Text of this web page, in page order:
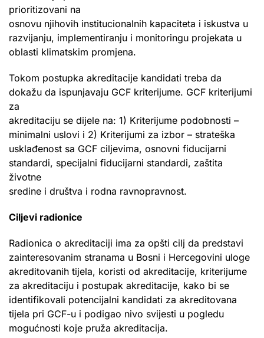
prioritizovani na
osnovu njihovih institucionalnih kapaciteta i iskustva u
razvijanju, implementiranju i monitoringu projekata u
oblasti klimatskim promjena.
Tokom postupka akreditacije kandidati treba da
dokažu da ispunjavaju GCF kriterijume. GCF kriterijumi
za
akreditaciju se dijele na: 1) Kriterijume podobnosti –
minimalni uslovi i 2) Kriterijumi za izbor – strateška
usklađenost sa GCF ciljevima, osnovni fiducijarni
standardi, specijalni fiducijarni standardi, zaštita
životne
sredine i društva i rodna ravnopravnost.
Ciljevi radionice
Radionica o akreditaciji ima za opšti cilj da predstavi
zainteresovanim stranama u Bosni i Hercegovini uloge
akreditovanih tijela, koristi od akreditacije, kriterijume
za akreditaciju i postupak akreditacije, kako bi se
identifikovali potencijalni kandidati za akreditovana
tijela pri GCF-u i podigao nivo svijesti u pogledu
mogućnosti koje pruža akreditacija.